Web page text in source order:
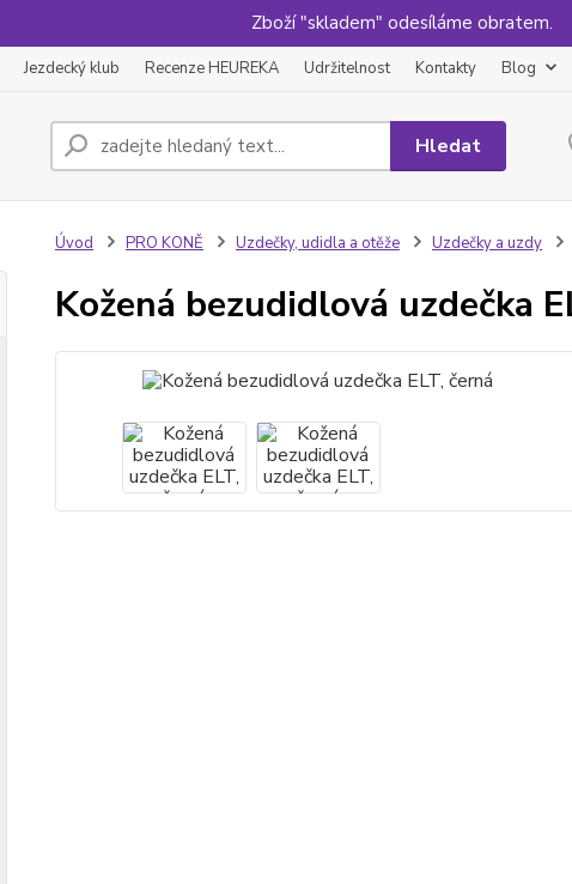
Zboží "skladem" odesíláme obratem.
Jezdecký klub Recenze HEUREKA Udržitelnost Kontakty Blog
Hledat
Úvod PRO KONĚ Uzdečky, udidla a otěže Uzdečky a uzdy
Kožená bezudidlová uzdečka